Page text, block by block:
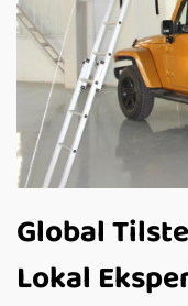
Global
Lokal